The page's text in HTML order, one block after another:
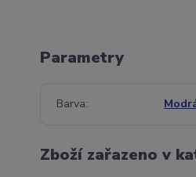
Parametry
Barva
Zboží zařazeno v